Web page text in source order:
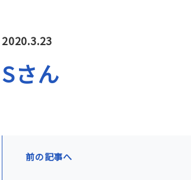
2020.3.23
Sさん
前の記事へ